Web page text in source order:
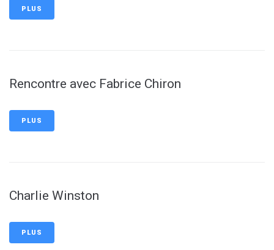
PLUS
Rencontre avec Fabrice Chiron
PLUS
Charlie Winston
PLUS